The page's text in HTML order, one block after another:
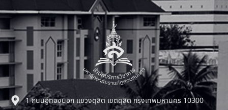
1 ถนนอู่ทองนอก แขวงดุสิต เขตดุสิต กรุงเทพมหานคร 10300